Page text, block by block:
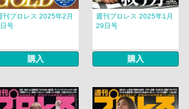
刊プロレス 2025年2月
号
購入
週刊プロレス 2025年1月
29日号
購入